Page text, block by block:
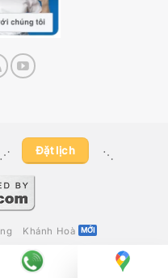
⋰ ​ Đặt lịch ⋱
Khánh Hoà
Thêu Hải Triều
Số 0316280392 Do Sở Kế